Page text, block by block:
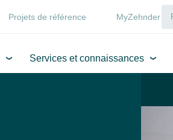
Projets de référence MyZehnder
Services et connaissances